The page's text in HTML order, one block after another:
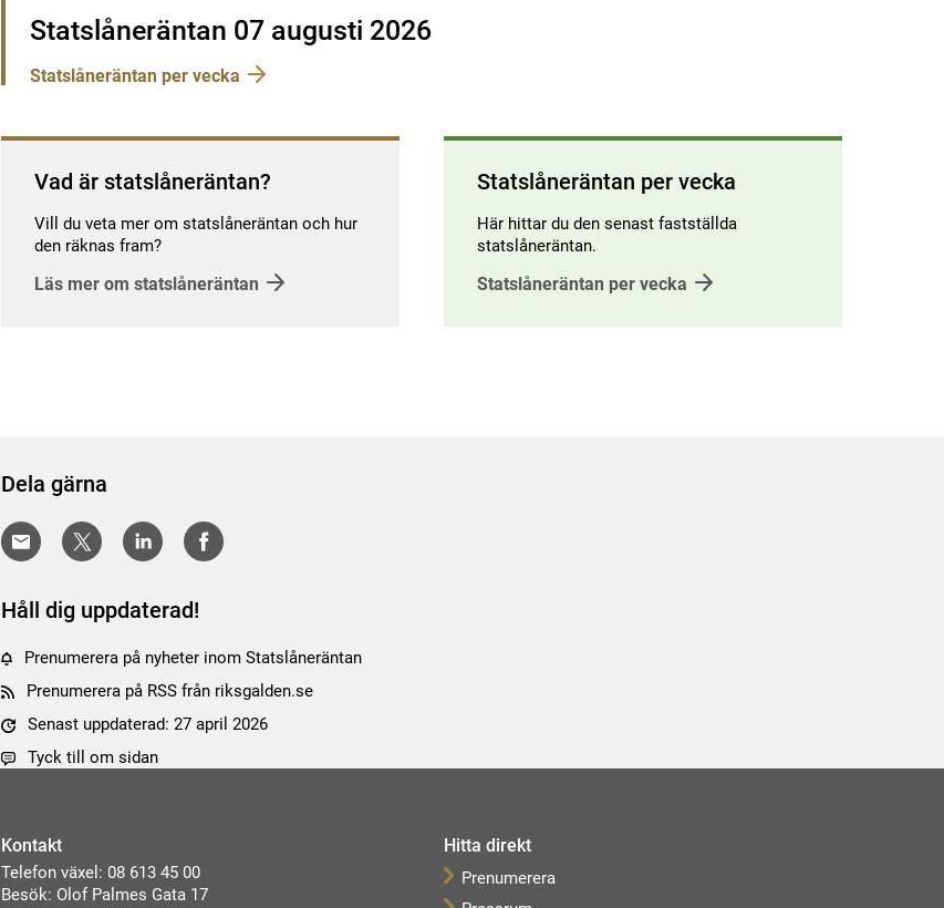
Statslåneräntan 07 augusti 2026
Statslåneräntan per vecka
Vad är statslåneräntan?
Vill du veta mer om statslåneräntan och hur
den räknas fram?
Läs mer om statslåneräntan
Statslåneräntan per vecka
Här hittar du den senast fastställda
statslåneräntan.
Statslåneräntan per vecka
Dela gärna
Håll dig uppdaterad!
Prenumerera på nyheter inom Statslåneräntan
Prenumerera på RSS från riksgalden.se
Senast uppdaterad: 27 april 2026
Tyck till om sidan
Kontakt
Telefon växel: 08 613 45 00
Besök: Olof Palmes Gata 17
Hitta direkt
Prenumerera